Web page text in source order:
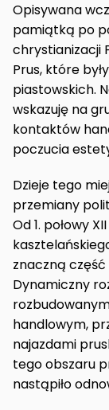
Opisywana
pamiątką po
chrystianizacji
Prus, które
piastowskich.
wskazuję na
kontaktów
poczucia
Dzieje tego
przemiany
Od 1. połowy
znaczną część
Dynamiczny
handlowym,
najazdami
tego obszaru
nastąpiło